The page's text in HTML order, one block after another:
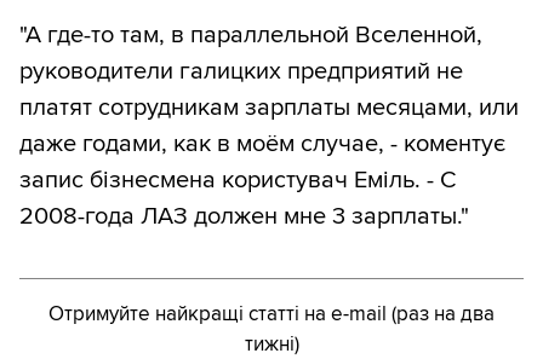
"А где-то там, в параллельной Вселенной,
руководители галицких предприятий не
платят сотрудникам зарплаты месяцами, или
даже годами, как в моём случае, - коментує
запис бізнесмена користувач Еміль. - С
2008-года ЛАЗ должен мне 3 зарплаты."
Отримуйте найкращі статті на e-mail (раз на два
тижні)